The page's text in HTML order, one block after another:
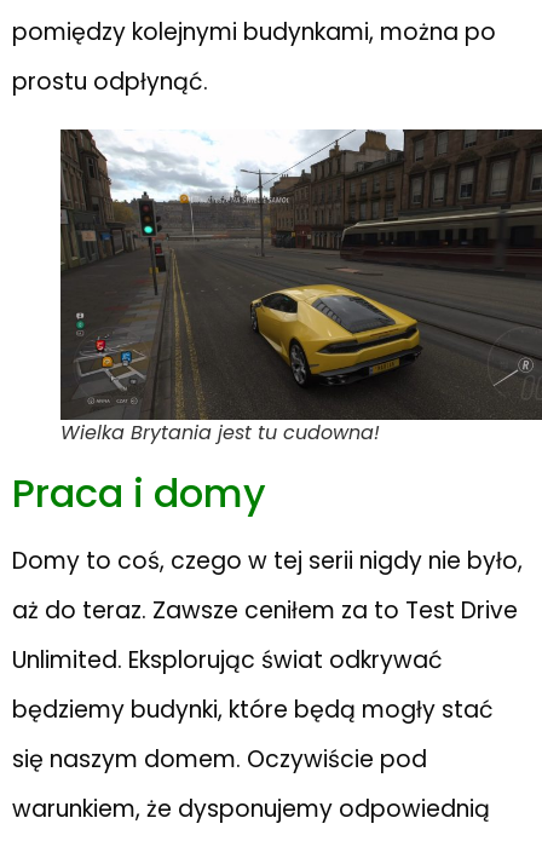
pomiędzy kolejnymi budynkami, można po
prostu odpłynąć.
Wielka Brytania jest tu cudowna!
Praca i domy
Domy to coś, czego w tej serii nigdy nie było,
aż do teraz. Zawsze ceniłem za to Test Drive
Unlimited. Eksplorując świat odkrywać
będziemy budynki, które będą mogły stać
się naszym domem. Oczywiście pod
warunkiem, że dysponujemy odpowiednią